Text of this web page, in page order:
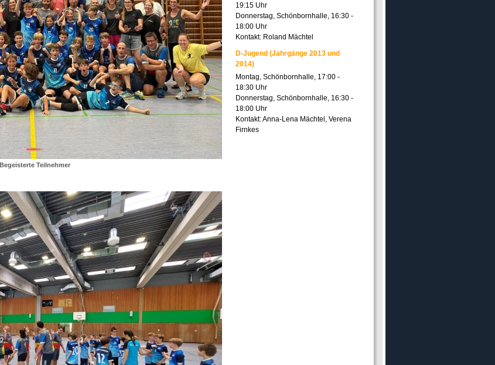
Begeisterte Teilnehmer
19:15 Uhr
Donnerstag, Schönbornhalle, 16:30 -
18:00 Uhr
Kontakt: Roland Mächtel
D-Jugend (Jahrgänge 2013 und
2014)
Montag, Schönbornhalle, 17:00 -
18:30 Uhr
Donnerstag, Schönbornhalle, 16:30 -
18:00 Uhr
Kontakt: Anna-Lena Mächtel, Verena
Firnkes